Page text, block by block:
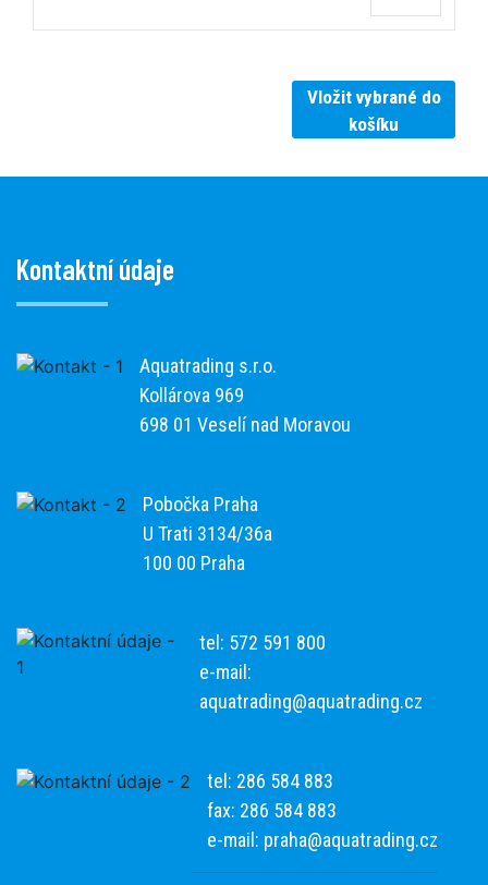
Vložit vybrané do
košíku
Kontaktní údaje
Aquatrading s.r.o.
Kollárova 969
698 01 Veselí nad Moravou
Pobočka Praha
U Trati 3134/36a
100 00 Praha
tel: 572 591 800
e-mail:
aquatrading@aquatrading.cz
tel: 286 584 883
fax: 286 584 883
e-mail: praha@aquatrading.cz